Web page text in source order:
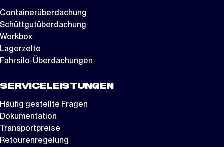
Containerüberdachung
Schüttgutüberdachung
Workbox
Lagerzelte
Fahrsilo-Überdachungen
SERVICELEISTUNGEN
Häufig gestellte Fragen
Dokumentation
Transportpreise
Retourenregelung